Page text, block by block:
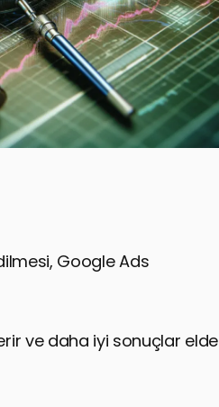
Google Ads
ve daha iyi sonuçlar elde